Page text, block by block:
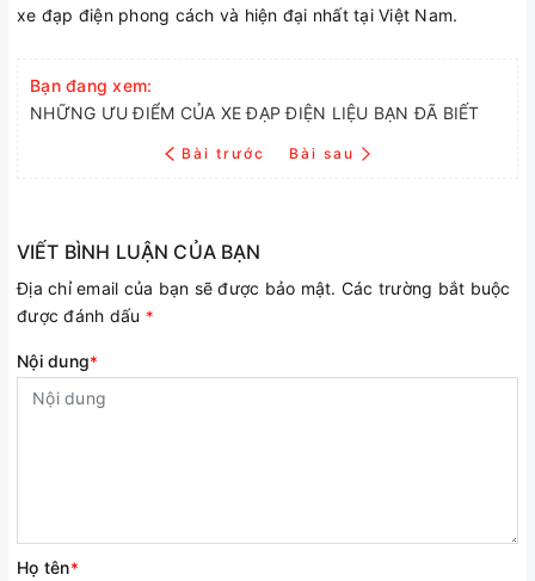
xe đạp điện phong cách và hiện đại nhất tại Việt Nam.
Bạn đang xem:
NHỮNG ƯU ĐIỂM CỦA XE ĐẠP ĐIỆN LIỆU BẠN ĐÃ BIẾT
Bài trước Bài sau
VIẾT BÌNH LUẬN CỦA BẠN
Địa chỉ email của bạn sẽ được bảo mật. Các trường bắt buộc
được đánh dấu *
Nội dung*
Họ tên*